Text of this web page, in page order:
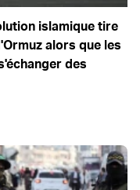
islamique tire
alors que les
des